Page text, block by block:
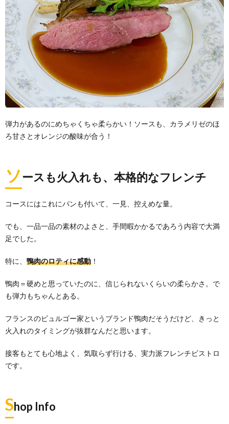
弾力があるのにめちゃくちゃ柔らかい！ソースも、カラメリゼのほ
ろ甘さとオレンジの酸味が合う！
ソ ースも火入れも、本格的なフレンチ
コースにはこれにパンも付いて、一見、控えめな量。
でも、一品一品の素材のよさと、手間暇かかるであろう内容で大満
足でした。
特に、 鴨肉のロティに感動 ！
鴨肉＝硬めと思っていたのに、信じられないくらいの柔らかさ。で
も弾力もちゃんとある。
フランスのビュルゴー家というブランド鴨肉だそうだけど、きっと
火入れのタイミングが抜群なんだと思います。
接客もとても心地よく、気取らず行ける、実力派フレンチビストロ
です。
Shop Info